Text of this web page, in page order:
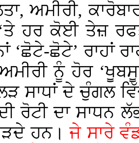
ਅਮੀਰੀ,
ਹਰ ਕੋਈ ਤੇਜ਼
‘ਛੋਟੇ-ਛੋਟੇ’ ਰਾਹਾਂ
ਨੂੰ ਹੋਰ
ਸਾਧਾਂ ਦੇ ਚੁੰਗਲ
ਰੋਟੀ ਦਾ ਸਾਧਨ
ਹਨ।ਜੇ ਸਾਰੇ